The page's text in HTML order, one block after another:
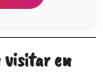
visitar en